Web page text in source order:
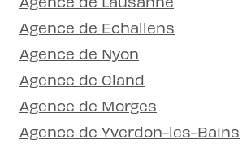
Agence de Echallens
Agence de Nyon
Agence de Gland
Agence de Morges
Agence de Yverdon-les-Bains